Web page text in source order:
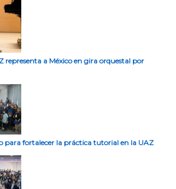
representa a México en gira orquestal por
para fortalecer la práctica tutorial en la UAZ